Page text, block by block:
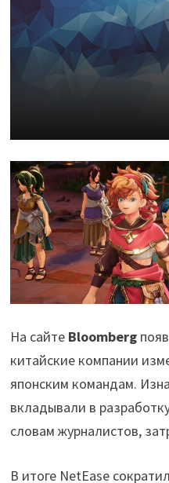
На сайте Bloomberg
китайские компании
японским командам.
вкладывали в
словам журналистов,
В итоге NetEase